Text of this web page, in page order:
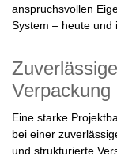
anspruchsvollen
System – heute und
Verpackung
Eine starke
bei einer
und strukturierte